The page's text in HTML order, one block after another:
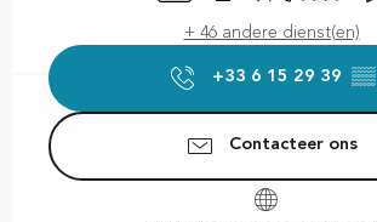
+ 46 andere dienst(en)
+33 6 15 29 39 ▒▒
Contacteer ons